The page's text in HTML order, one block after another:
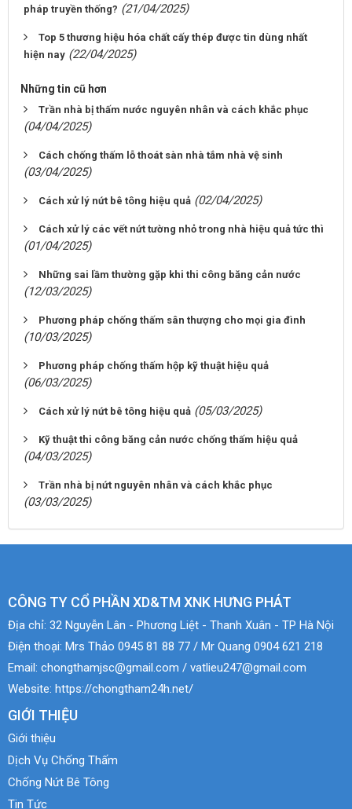
pháp truyền thống? (21/04/2025)
Top 5 thương hiệu hóa chất cấy thép được tin dùng nhất
hiện nay (22/04/2025)
Những tin cũ hơn
Trần nhà bị thấm nước nguyên nhân và cách khắc phục
(04/04/2025)
Cách chống thấm lỗ thoát sàn nhà tắm nhà vệ sinh
(03/04/2025)
Cách xử lý nứt bê tông hiệu quả (02/04/2025)
Cách xử lý các vết nứt tường nhỏ trong nhà hiệu quả tức thì
(01/04/2025)
Những sai lầm thường gặp khi thi công băng cản nước
(12/03/2025)
Phương pháp chống thấm sân thượng cho mọi gia đình
(10/03/2025)
Phương pháp chống thấm hộp kỹ thuật hiệu quả
(06/03/2025)
Cách xử lý nứt bê tông hiệu quả (05/03/2025)
Kỹ thuật thi công băng cản nước chống thấm hiệu quả
(04/03/2025)
Trần nhà bị nứt nguyên nhân và cách khắc phục
(03/03/2025)
CÔNG TY CỔ PHẦN XD&TM XNK HƯNG PHÁT
Địa chỉ: 32 Nguyễn Lân - Phương Liệt - Thanh Xuân - TP Hà Nội
Điện thoại: Mrs Thảo 0945 81 88 77 / Mr Quang 0904 621 218
Email: chongthamjsc@gmail.com / vatlieu247@gmail.com
Website: https://chongtham24h.net/
GIỚI THIỆU
Giới thiệu
Dịch Vụ Chống Thấm
Chống Nứt Bê Tông
Tin Tức